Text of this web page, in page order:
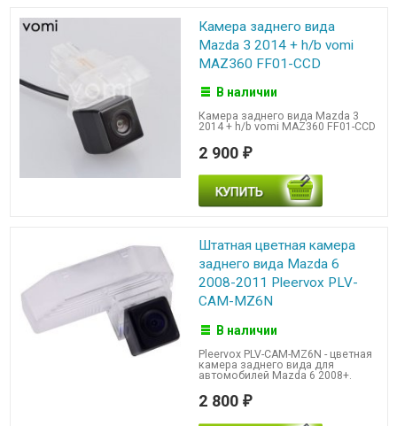
Камера заднего вида
Mazda 3 2014 + h/b vomi
MAZ360 FF01-CCD
В наличии
Камера заднего вида Mazda 3
2014 + h/b vomi MAZ360 FF01-CCD
2 900 ₽
Штатная цветная камера
заднего вида Mazda 6
2008-2011 Pleervox PLV-
CAM-MZ6N
В наличии
Pleervox PLV-CAM-MZ6N - цветная
камера заднего вида для
автомобилей Mazda 6 2008+.
2 800 ₽